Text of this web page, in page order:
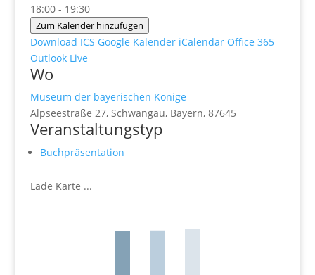
18:00 - 19:30
Zum Kalender hinzufügen
Download ICS Google Kalender iCalendar Office 365
Outlook Live
Wo
Museum der bayerischen Könige
Alpseestraße 27, Schwangau, Bayern, 87645
Veranstaltungstyp
Buchpräsentation
Lade Karte ...